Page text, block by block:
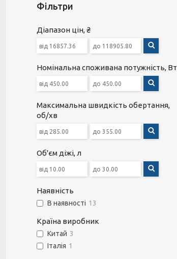
Фільтри
Діапазон цін, ₴
Номінальна споживана потужність, Вт
Максимальна швидкість обертання,
об/хв
Об'єм діжі, л
Наявність
В наявності 13
Країна виробник
Китай 3
Італія 1